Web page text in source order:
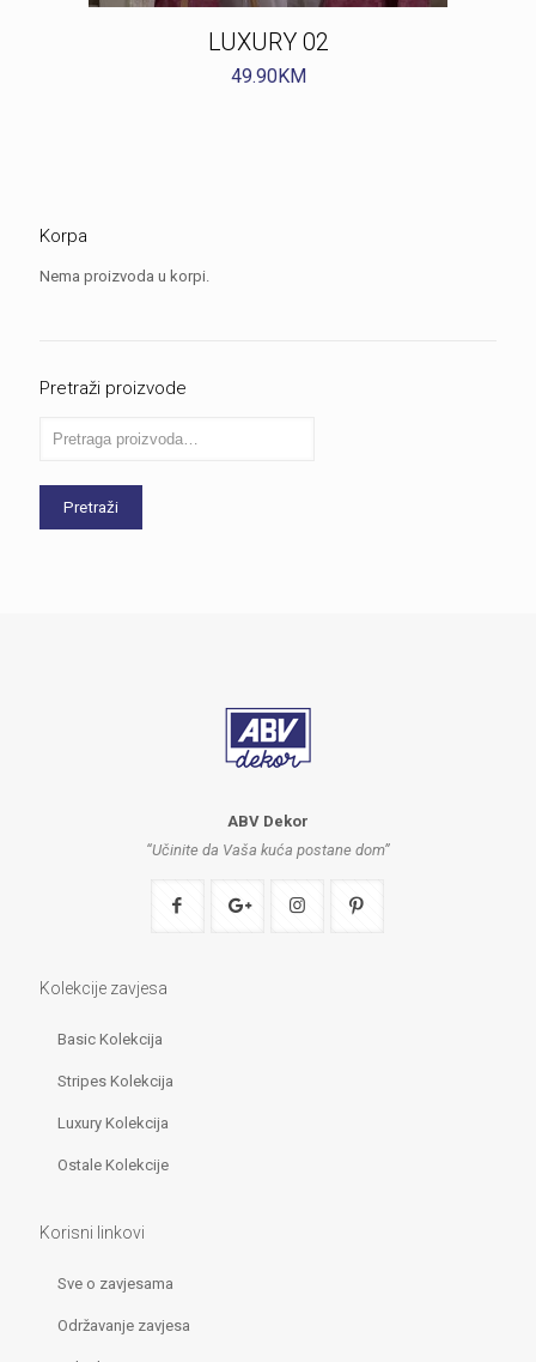
LUXURY 02
49.90KM
Korpa
Nema proizvoda u korpi.
Pretraži proizvode
Pretraži
ABV Dekor
“Učinite da Vaša kuća postane dom”
Kolekcije zavjesa
Basic Kolekcija
Stripes Kolekcija
Luxury Kolekcija
Ostale Kolekcije
Korisni linkovi
Sve o zavjesama
Održavanje zavjesa